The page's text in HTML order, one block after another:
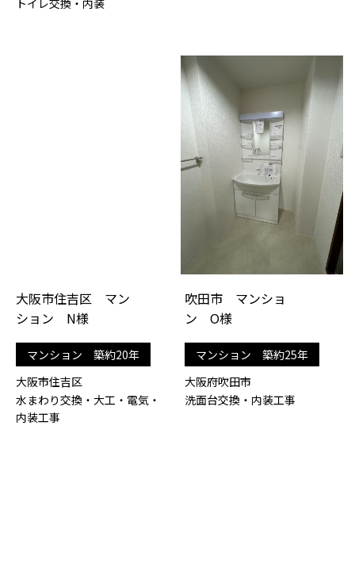
トイレ交換・内装
大阪市住吉区 マン
ション N様
マンション 築約20年
大阪市住吉区
水まわり交換・大工・電気・
内装工事
吹田市 マンショ
ン O様
マンション 築約25年
大阪府吹田市
洗面台交換・内装工事